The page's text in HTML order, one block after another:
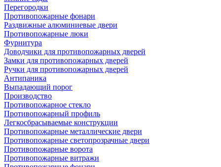
Перегородки
Противопожарные фонари
Раздвижные алюминиевые двери
Противопожарные люки
Фурнитура
Доводчики для противопожарных дверей
Замки для противопожарных дверей
Ручки для противопожарных дверей
Антипаника
Выпадающий порог
Производство
Противопожарное стекло
Противопожарный профиль
Легкосбрасываемые конструкции
Противопожарные металлические двери
Противопожарные светопрозрачные двери
Противопожарные ворота
Противопожарные витражи